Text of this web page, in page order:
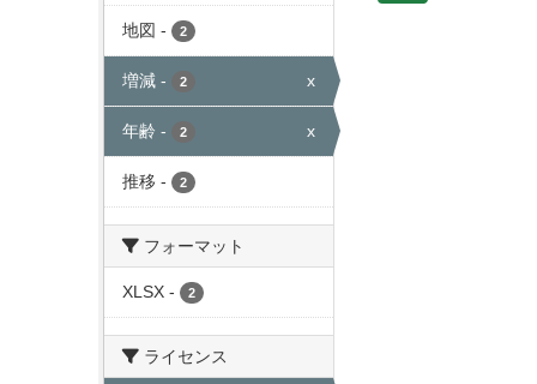
地図 - 2
増減 - 2 x
年齢 - 2 x
推移 - 2
フォーマット
XLSX - 2
ライセンス